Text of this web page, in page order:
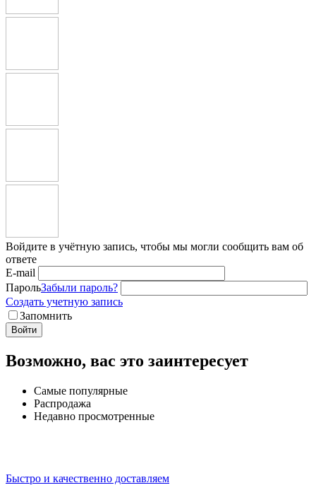
Войдите в учётную запись, чтобы мы могли сообщить вам об
ответе
E-mail
ПарольЗабыли пароль?
Создать учетную запись
Запомнить
Войти
Возможно, вас это заинтересует
Самые популярные
Распродажа
Недавно просмотренные
Быстро и качественно доставляем